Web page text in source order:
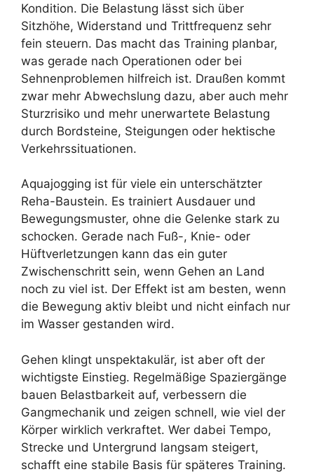
Kondition. Die Belastung lässt sich über
Sitzhöhe, Widerstand und Trittfrequenz sehr
fein steuern. Das macht das Training planbar,
was gerade nach Operationen oder bei
Sehnenproblemen hilfreich ist. Draußen kommt
zwar mehr Abwechslung dazu, aber auch mehr
Sturzrisiko und mehr unerwartete Belastung
durch Bordsteine, Steigungen oder hektische
Verkehrssituationen.
Aquajogging ist für viele ein unterschätzter
Reha-Baustein. Es trainiert Ausdauer und
Bewegungsmuster, ohne die Gelenke stark zu
schocken. Gerade nach Fuß-, Knie- oder
Hüftverletzungen kann das ein guter
Zwischenschritt sein, wenn Gehen an Land
noch zu viel ist. Der Effekt ist am besten, wenn
die Bewegung aktiv bleibt und nicht einfach nur
im Wasser gestanden wird.
Gehen klingt unspektakulär, ist aber oft der
wichtigste Einstieg. Regelmäßige Spaziergänge
bauen Belastbarkeit auf, verbessern die
Gangmechanik und zeigen schnell, wie viel der
Körper wirklich verkraftet. Wer dabei Tempo,
Strecke und Untergrund langsam steigert,
schafft eine stabile Basis für späteres Training.